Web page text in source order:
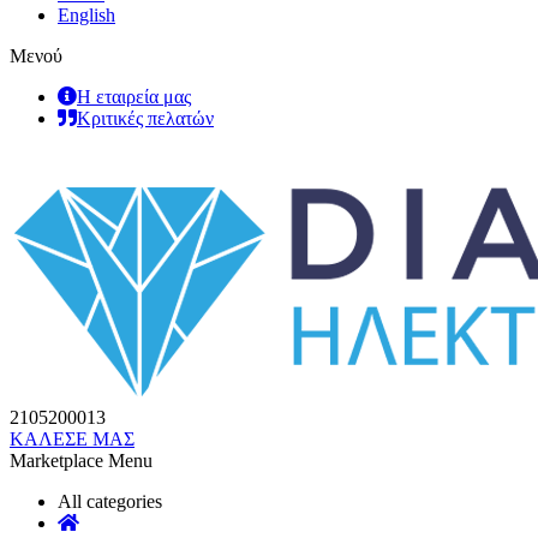
English
Μενού
Η εταιρεία μας
Κριτικές πελατών
2105200013
ΚΑΛΕΣΕ ΜΑΣ
Marketplace Menu
All categories